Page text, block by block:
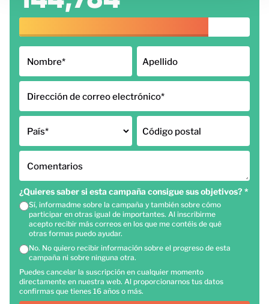
Nombre* Apellido
Dirección de correo electrónico*
País* Código postal
Comentarios
¿Quieres saber si esta campaña consigue sus objetivos? *
Sí, informadme sobre la campaña y también sobre cómo
participar en otras igual de importantes. Al inscribirme
acepto recibir más correos en los que me contéis de qué
otras formas puedo ayudar.
No. No quiero recibir información sobre el progreso de esta
campaña ni sobre ninguna otra.
Puedes cancelar la suscripción en cualquier momento
directamente en nuestra web. Al proporcionarnos tus datos
confirmas que tienes 16 años o más.